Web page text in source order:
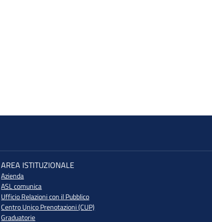
AREA ISTITUZIONALE
Azienda
ASL comunica
Ufficio Relazioni con il Pubblico
Centro Unico Prenotazioni (CUP)
Graduatorie